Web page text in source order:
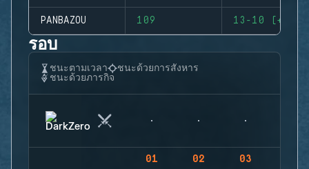
PANBAZOU 109 13-10 (+3)
รอบ
ชนะตามเวลา
ชนะด้วยการสังหาร
ชนะด้วยภารกิจ
01 02 03